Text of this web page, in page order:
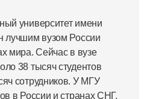
университет имени
лучшим вузом России
мира. Сейчас в вузе
38 тысяч студентов
сотрудников. У МГУ
в России и странах СНГ,